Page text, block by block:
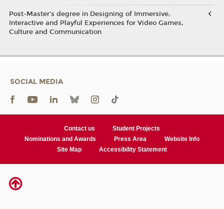
Post-Master’s degree in Designing of Immersive,
Interactive and Playful Experiences for Video Games,
Culture and Communication
SOCIAL MEDIA
Contact us
Student Projects
Nominations and Awards
Press Area
Website Info
Site Map
Accessibility Statement